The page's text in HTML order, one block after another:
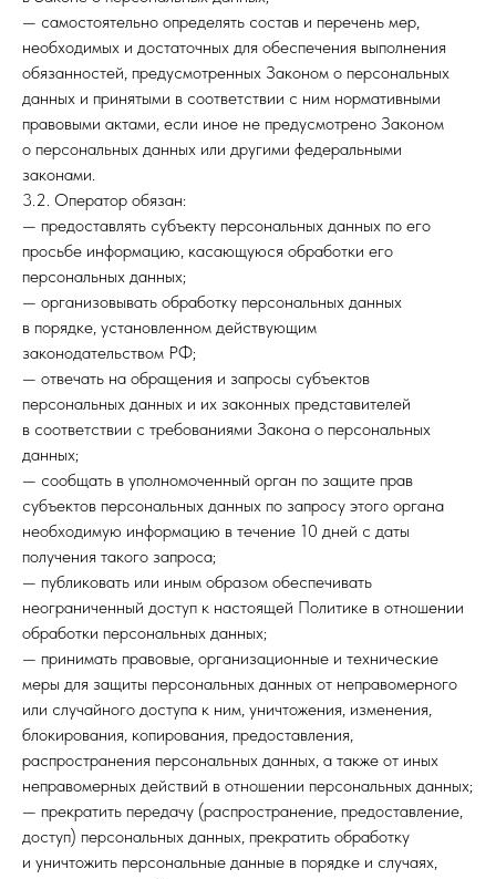
— самостоятельно определять состав и перечень мер,
необходимых и достаточных для обеспечения выполнения
обязанностей, предусмотренных Законом о персональных
данных и принятыми в соответствии с ним нормативными
правовыми актами, если иное не предусмотрено Законом
о персональных данных или другими федеральными
законами.
3.2. Оператор обязан:
— предоставлять субъекту персональных данных по его
просьбе информацию, касающуюся обработки его
персональных данных;
— организовывать обработку персональных данных
в порядке, установленном действующим
законодательством РФ;
— отвечать на обращения и запросы субъектов
персональных данных и их законных представителей
в соответствии с требованиями Закона о персональных
данных;
— сообщать в уполномоченный орган по защите прав
субъектов персональных данных по запросу этого органа
необходимую информацию в течение 10 дней с даты
получения такого запроса;
— публиковать или иным образом обеспечивать
неограниченный доступ к настоящей Политике в отношении
обработки персональных данных;
— принимать правовые, организационные и технические
меры для защиты персональных данных от неправомерного
или случайного доступа к ним, уничтожения, изменения,
блокирования, копирования, предоставления,
распространения персональных данных, а также от иных
неправомерных действий в отношении персональных данных;
— прекратить передачу (распространение, предоставление,
доступ) персональных данных, прекратить обработку
и уничтожить персональные данные в порядке и случаях,